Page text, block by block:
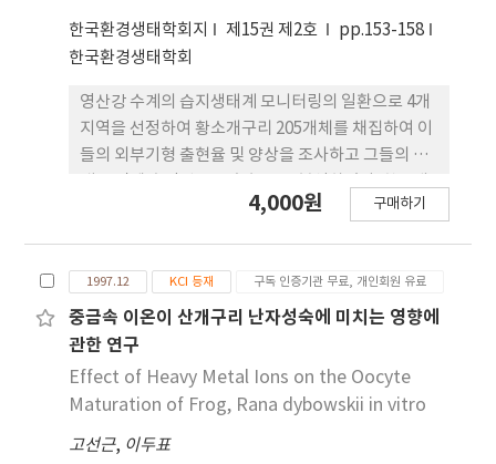
도에서 난자의 성숙과 프로제스테론의 분비 등을 억
제하였으며, 개구리 난자 배양계는 환경오염물질의
독성 검정에 요긴하게 사용할 수 있음을 시사하였다
한국환경생태학회지 제15권 제2호
pp.153-158
한국환경생태학회
영산강 수계의 습지생태계 모니터링의 일환으로 4개
지역을 선정하여 황소개구리 205개체를 채집하여 이
들의 외부기형 출현율 및 양상을 조사하고 그들의 체
구리의 기형 출현율은 6.8%로 다른 척추동물에서의
(Ectrodactyly)이 64.3%로 가장 많았고 다음으로
확장(Dilation)이 28.6%, 절단(Truncation) 7.1%
의 순이었다. 정상과 기형 개체간에 중금속의 농도를
조직별로 비교해 본 결과 기형개체의 신장에서 Mn은
4배, Zn 은 1.5배, Cu은 7배, Pb는 8배, Cd는 7배 정
도 높았다. 또한 기형 개체에서는 이들 원소의 조직분
포 패턴도 변화한 것으로 나타났다. 이러한 결과들로
4,000원 구매하기
1997.12 KCI 등재 구독 인증기관 무료, 개인회원 유료
중금속 이온이 산개구리 난자성숙에 미치는 영향에
관한 연구
Effect of Heavy Metal Ions on the Oocyte
Maturation of Frog, Rana dybowskii in vitro
고선근, 이두표